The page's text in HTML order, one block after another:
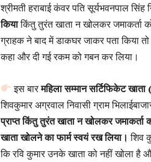
श्रीमती हराबाई कंवर पति सूर्यभवनपाल सिंह
कियाकिंतु तुरंत खाता न खोलकर जमाकर्ता
ग्राहक ने बाद में डाकघर जाकर पता किया
कहा और दी गई रकम को गबन कर लिया।
इस बारमहिला सम्मान सर्टिफिकेट
शिवकुमार अग्रवाल निवासी ग्राम
प्राप्त किंतु तुरंत खाता न खोलकर जमाकर्ता
खाता खोलने का फार्म स्वयं रख लिया। शिव
कि रवि कुमार उनके खाता को नहीं खोला